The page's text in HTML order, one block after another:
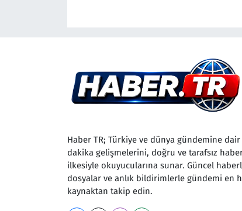
Haber TR; Türkiye ve dünya gündemine dair
dakika gelişmelerini, doğru ve tarafsız
ilkesiyle okuyucularına sunar. Güncel
dosyalar ve anlık bildirimlerle gündemi en
kaynaktan takip edin.